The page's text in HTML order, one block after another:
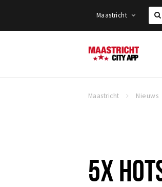
Maastricht
Maastricht
Maastricht Nieuws
5X